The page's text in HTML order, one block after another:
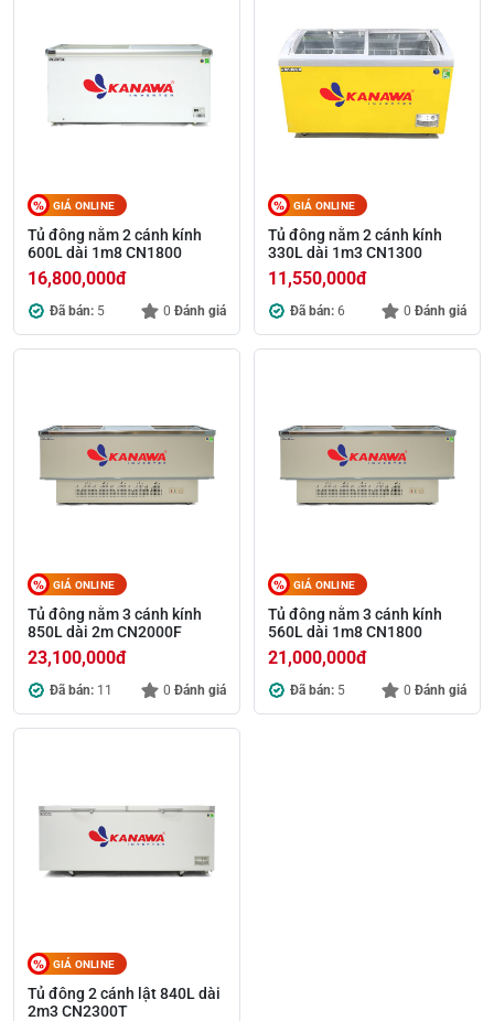
GIÁ ONLINE
Tủ đông nằm 2 cánh kính
600L dài 1m8 CN1800
16,800,000đ
Đã bán: 5 0 Đánh giá
GIÁ ONLINE
Tủ đông nằm 2 cánh kính
330L dài 1m3 CN1300
11,550,000đ
Đã bán: 6 0 Đánh giá
GIÁ ONLINE
Tủ đông nằm 3 cánh kính
850L dài 2m CN2000F
23,100,000đ
Đã bán: 11 0 Đánh giá
GIÁ ONLINE
Tủ đông nằm 3 cánh kính
560L dài 1m8 CN1800
21,000,000đ
Đã bán: 5 0 Đánh giá
GIÁ ONLINE
Tủ đông 2 cánh lật 840L dài
2m3 CN2300T